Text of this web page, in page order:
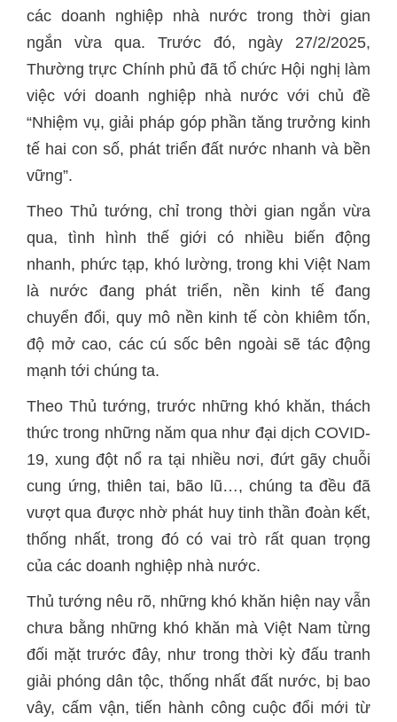
các doanh nghiệp nhà nước trong thời gian
ngắn vừa qua. Trước đó, ngày 27/2/2025,
Thường trực Chính phủ đã tổ chức Hội nghị làm
việc với doanh nghiệp nhà nước với chủ đề
“Nhiệm vụ, giải pháp góp phần tăng trưởng kinh
tế hai con số, phát triển đất nước nhanh và bền
vững”.
Theo Thủ tướng, chỉ trong thời gian ngắn vừa
qua, tình hình thế giới có nhiều biến động
nhanh, phức tạp, khó lường, trong khi Việt Nam
là nước đang phát triển, nền kinh tế đang
chuyển đổi, quy mô nền kinh tế còn khiêm tốn,
độ mở cao, các cú sốc bên ngoài sẽ tác động
mạnh tới chúng ta.
Theo Thủ tướng, trước những khó khăn, thách
thức trong những năm qua như đại dịch COVID-
19, xung đột nổ ra tại nhiều nơi, đứt gãy chuỗi
cung ứng, thiên tai, bão lũ…, chúng ta đều đã
vượt qua được nhờ phát huy tinh thần đoàn kết,
thống nhất, trong đó có vai trò rất quan trọng
của các doanh nghiệp nhà nước.
Thủ tướng nêu rõ, những khó khăn hiện nay vẫn
chưa bằng những khó khăn mà Việt Nam từng
đối mặt trước đây, như trong thời kỳ đấu tranh
giải phóng dân tộc, thống nhất đất nước, bị bao
vây, cấm vận, tiến hành công cuộc đổi mới từ